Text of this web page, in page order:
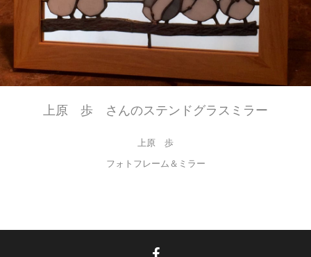
上原 歩 さんのステンドグラスミラー
上原 歩
フォトフレーム＆ミラー